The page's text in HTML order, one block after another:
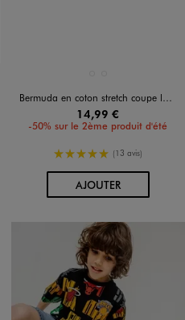
Bermuda en coton stretch coupe loose avec taille élastique garçon
14,99 €
-50% sur le 2ème produit d'été
5/5 de moyenne
(13 avis)
AJOUTERAU PANIER